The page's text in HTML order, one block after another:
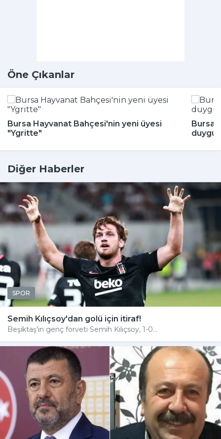
Öne Çıkanlar
Bursa Hayvanat Bahçesi'nin yeni üyesi
"Ygritte"
Diğer Haberler
SPOR
Semih Kılıçsoy'dan golü için itiraf!
Beşiktaş'ın genç forveti Semih Kılıçsoy, 1-0...